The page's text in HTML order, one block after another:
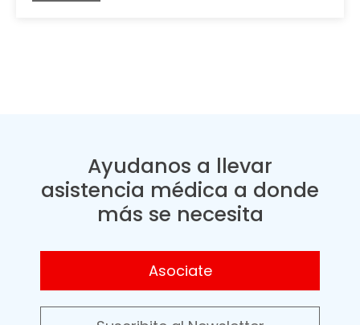
Ayudanos a llevar
asistencia médica a donde
más se necesita
Asociate